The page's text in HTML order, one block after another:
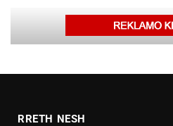
RRETH NESH